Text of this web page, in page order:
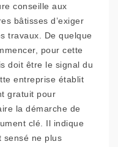
conseille aux
bâtisses d’exiger
travaux. De quelque
pour cette
doit être le signal du
entreprise établit
gratuit pour
la démarche de
clé. Il indique
sensé ne plus